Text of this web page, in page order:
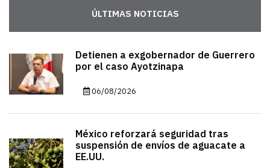
ÚLTIMAS NOTICIAS
Detienen a exgobernador de Guerrero
por el caso Ayotzinapa
06/08/2026
México reforzará seguridad tras
suspensión de envíos de aguacate a
EE.UU.